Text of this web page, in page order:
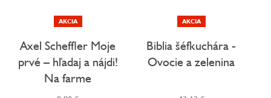
AKCIA
Axel Scheffler Moje
prvé – hľadaj a nájdi!
Na farme
AKCIA
Biblia šéfkuchára -
Ovocie a zelenina